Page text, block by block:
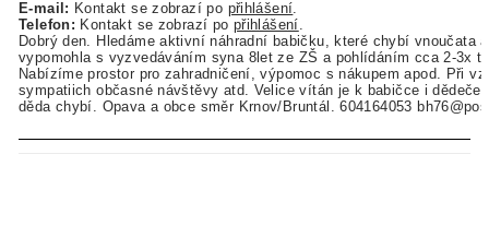
E-mail: Kontakt se zobrazí po přihlášení
Telefon: Kontakt se zobrazí po přihlášení
Dobrý den. Hledáme aktivní náhradní babičku, které chybí vnoučata
vypomohla s vyzvedáváním syna 8let ze ZŠ a pohlídáním cca 2-3x
Nabízíme prostor pro zahradničení, výpomoc s nákupem apod. Při
sympatiich občasné návštěvy atd. Velice vítán je k babičce i
děda chybí. Opava a obce směr Krnov/Bruntál. 604164053